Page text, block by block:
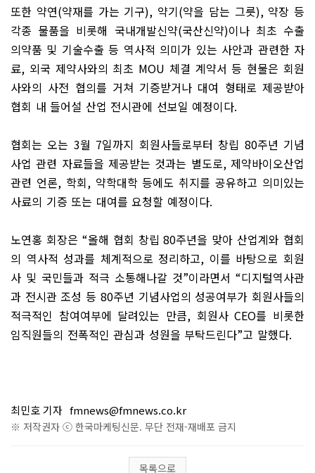
또한 약연(약재를 가는 기구), 약기(약을 담는 그릇), 약장 등
각종 물품을 비롯해 국내개발신약(국산신약)이나 최초 수출
의약품 및 기술수출 등 역사적 의미가 있는 사안과 관련한 자
료, 외국 제약사와의 최초 MOU 체결 계약서 등 현물은 회원
사와의 사전 협의를 거쳐 기증받거나 대여 형태로 제공받아
협회 내 들어설 산업 전시관에 선보일 예정이다.
협회는 오는 3월 7일까지 회원사들로부터 창립 80주년 기념
사업 관련 자료들을 제공받는 것과는 별도로,제약바이오산업
관련 언론, 학회, 약학대학 등에도 취지를 공유하고 의미있는
사료의 기증 또는 대여를 요청할 예정이다.
노연홍 회장은 “올해 협회 창립80주년을 맞아 산업계와 협회
의 역사적 성과를 체계적으로 정리하고, 이를 바탕으로 회원
사 및 국민들과 적극 소통해나갈 것”이라면서 “디지털역사관
과 전시관 조성 등 80주년 기념사업의 성공여부가 회원사들의
적극적인 참여여부에 달려있는 만큼, 회원사CEO를 비롯한
임직원들의 전폭적인 관심과 성원을 부탁드린다”고 말했다.
최민호 기자 fmnews@fmnews.co.kr
※ 저작권자 ⓒ 한국마케팅신문. 무단 전재-재배포 금지
목록으로